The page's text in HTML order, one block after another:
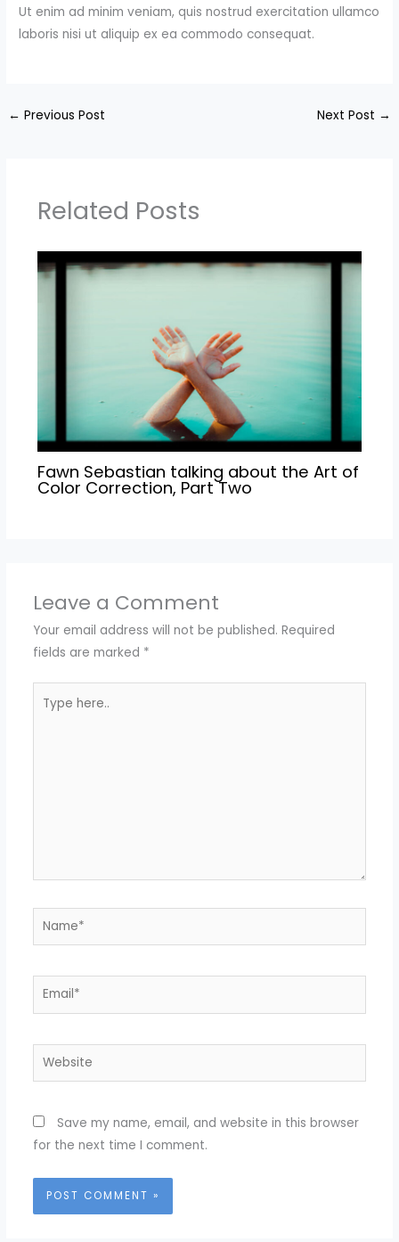
Ut enim ad minim veniam, quis nostrud exercitation ullamco
laboris nisi ut aliquip ex ea commodo consequat.
← Previous Post Next Post →
Related Posts
Fawn Sebastian talking about the Art of
Color Correction, Part Two
Leave a Comment
Your email address will not be published. Required
fields are marked *
here..
Name*
Email*
Website
Save my name, email, and website in this browser
for the next time I comment.